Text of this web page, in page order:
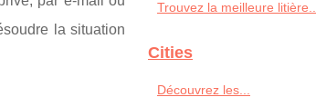
la situation
Trouvez la meilleure litière...
Cities
Découvrez les...